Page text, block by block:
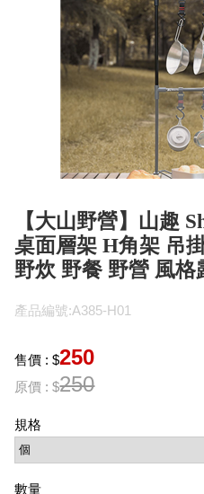
【大山野營】山趣
桌面層架 H角架 吊
野炊 野餐 野營 風格
產品編號:A385-H01
售價 : $250
原價 : $250
規格
數量